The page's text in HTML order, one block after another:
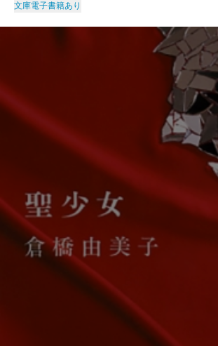
文庫電子書籍あり